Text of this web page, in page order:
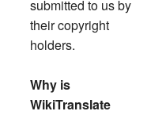
their copyright
holders.
Why is
WikiTranslate